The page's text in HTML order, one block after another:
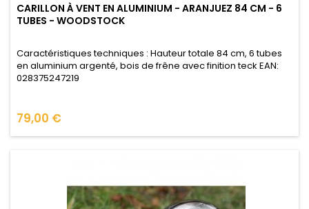
CARILLON À VENT EN ALUMINIUM - ARANJUEZ 84 CM - 6
TUBES - WOODSTOCK
Caractéristiques techniques : Hauteur totale 84 cm, 6 tubes
en aluminium argenté, bois de frêne avec finition teck EAN:
028375247219
Prix
79,00 €